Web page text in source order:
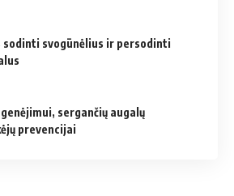
sodinti svogūnėlius ir persodinti
sergančių augalų
prevencijai